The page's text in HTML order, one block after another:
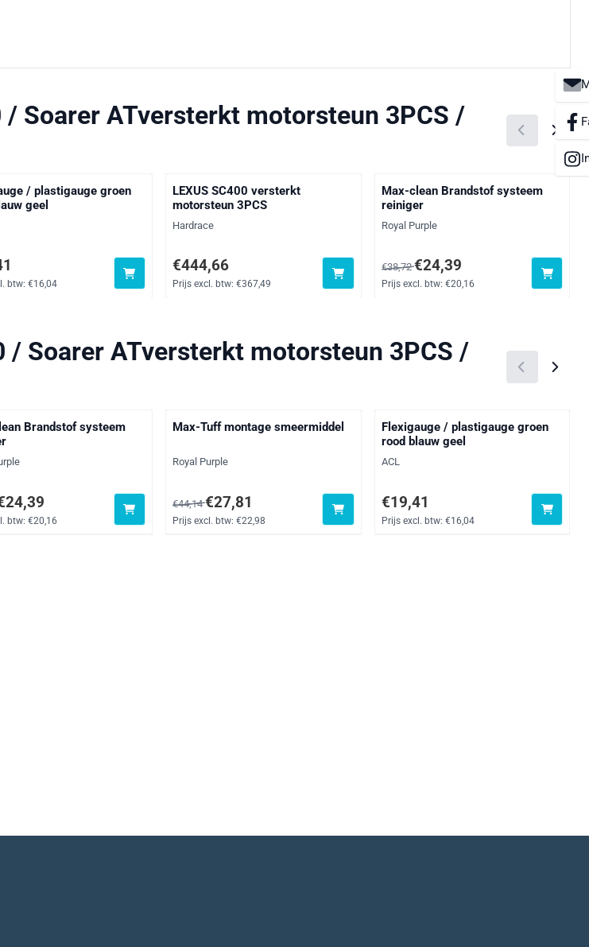
/ Soarer ATversterkt motorsteun 3PCS /
/ plastigauge groen
geel
exclusief btw: 16,04
btw: €16,04
LEXUS SC400 versterkt
motorsteun 3PCS
Merk:
Hardrace
Prijs: 444,66, exclusief btw: 367,49
€444,66
Prijs excl. btw: €367,49
Max-clean Brandstof systeem
reiniger
Merk:
Royal Purple
Van 38,72 voor 24,39, exclusief btw:
€38,72€24,39
Prijs excl. btw: €20,16
/ Soarer ATversterkt motorsteun 3PCS /
Brandstof systeem
voor 24,39, exclusief btw: 20,16
btw: €20,16
Max-Tuff montage smeermiddel
Merk:
Royal Purple
Van 44,14 voor 27,81, exclusief btw: 22,98
€44,14€27,81
Prijs excl. btw: €22,98
Flexigauge / plastigauge groen
rood blauw geel
Merk:
ACL
Prijs: 19,41, exclusief btw: 16,04
€19,41
Prijs excl. btw: €16,04